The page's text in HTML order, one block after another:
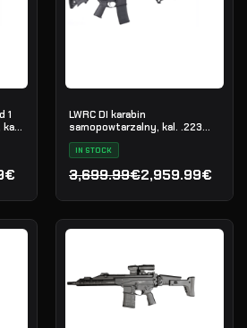
1
kal.
3,749.99€.
2,999.99€.
LWRC DI karabin
samopowtarzalny, kal. .223
Rem
IN STOCK
3,699.99€
Pierwotna cena
2,959.99€
Aktualna cena wynosi: